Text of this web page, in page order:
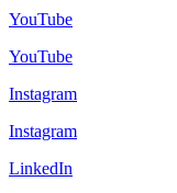
YouTube
YouTube
Instagram
Instagram
LinkedIn